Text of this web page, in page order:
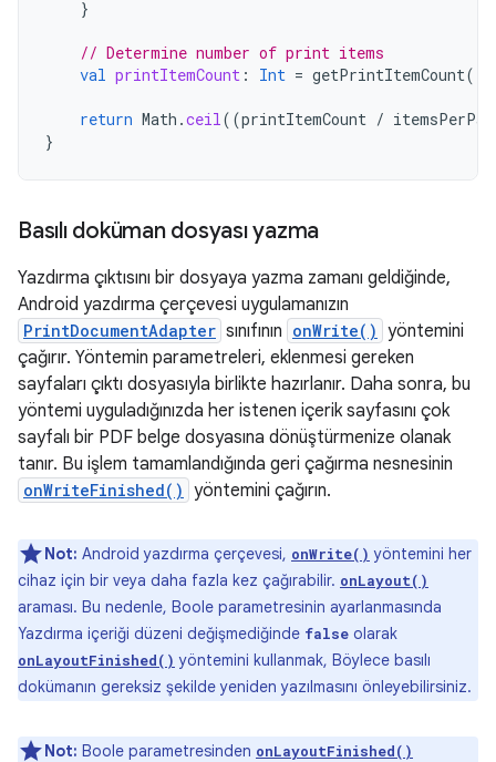
}
// Determine number of print items
val printItemCount : Int = getPrintItemCount()
return Math .ceil((printItemCount /
}
Basılı doküman dosyası yazma
Yazdırma çıktısını bir dosyaya yazma zamanı geldiğinde,
Android yazdırma çerçevesi uygulamanızın
PrintDocumentAdapter sınıfının onWrite() yöntemini
çağırır. Yöntemin parametreleri, eklenmesi gereken
sayfaları çıktı dosyasıyla birlikte hazırlanır. Daha sonra, bu
yöntemi uyguladığınızda her istenen içerik sayfasını çok
sayfalı bir PDF belge dosyasına dönüştürmenize olanak
tanır. Bu işlem tamamlandığında geri çağırma nesnesinin
onWriteFinished() yöntemini çağırın.
Not: Android yazdırma çerçevesi, onWrite() yöntemini her
cihaz için bir veya daha fazla kez çağırabilir. onLayout()
araması. Bu nedenle, Boole parametresinin ayarlanmasında
Yazdırma içeriği düzeni değişmediğinde false olarak
onLayoutFinished() yöntemini kullanmak, Böylece basılı
dokümanın gereksiz şekilde yeniden yazılmasını önleyebilirsiniz.
Not: Boole parametresinden onLayoutFinished()